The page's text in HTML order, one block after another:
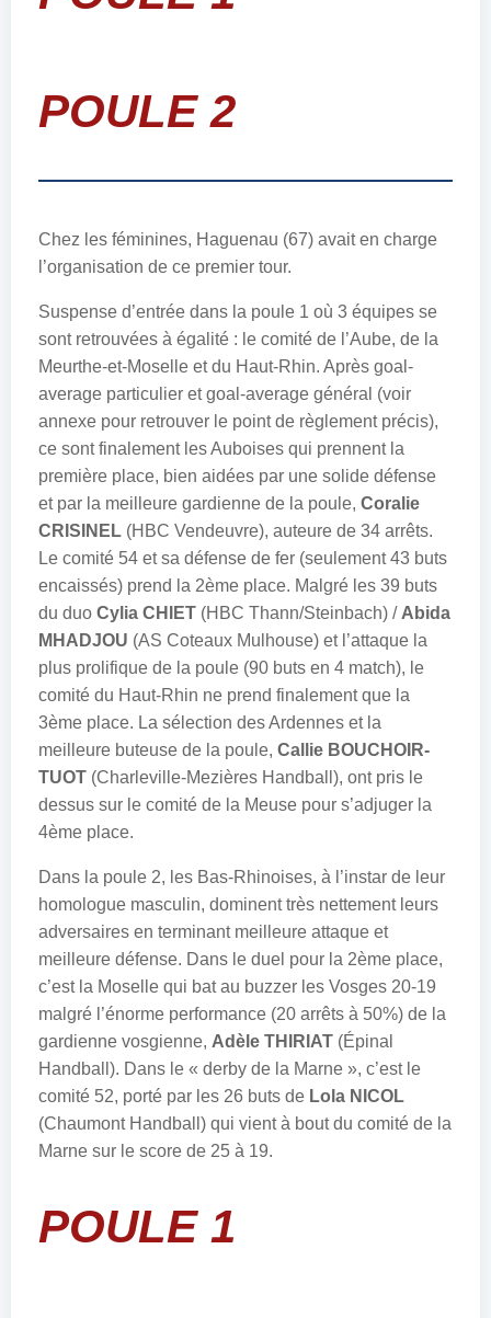
POULE 2
Chez les féminines, Haguenau (67) avait en charge
l’organisation de ce premier tour.
Suspense d’entrée dans la poule 1 où 3 équipes se
sont retrouvées à égalité : le comité de l’Aube, de la
Meurthe-et-Moselle et du Haut-Rhin. Après goal-
average particulier et goal-average général (voir
annexe pour retrouver le point de règlement précis),
ce sont finalement les Auboises qui prennent la
première place, bien aidées par une solide défense
et par la meilleure gardienne de la poule, Coralie
CRISINEL (HBC Vendeuvre), auteure de 34 arrêts.
Le comité 54 et sa défense de fer (seulement 43 buts
encaissés) prend la 2ème place. Malgré les 39 buts
du duo Cylia CHIET (HBC Thann/Steinbach) / Abida
MHADJOU (AS Coteaux Mulhouse) et l’attaque la
plus prolifique de la poule (90 buts en 4 match), le
comité du Haut-Rhin ne prend finalement que la
3ème place. La sélection des Ardennes et la
meilleure buteuse de la poule, Callie BOUCHOIR-
TUOT (Charleville-Mezières Handball), ont pris le
dessus sur le comité de la Meuse pour s’adjuger la
4ème place.
Dans la poule 2, les Bas-Rhinoises, à l’instar de leur
homologue masculin, dominent très nettement leurs
adversaires en terminant meilleure attaque et
meilleure défense. Dans le duel pour la 2ème place,
c’est la Moselle qui bat au buzzer les Vosges 20-19
malgré l’énorme performance (20 arrêts à 50%) de la
gardienne vosgienne, Adèle THIRIAT (Épinal
Handball). Dans le « derby de la Marne », c’est le
comité 52, porté par les 26 buts de Lola NICOL
(Chaumont Handball) qui vient à bout du comité de la
Marne sur le score de 25 à 19.
POULE 1